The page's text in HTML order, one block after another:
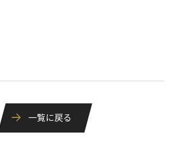
一覧に戻る